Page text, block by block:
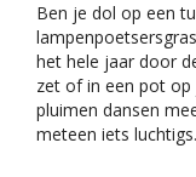
Ben je dol op een
het hele jaar door
zet of in een pot op
pluimen dansen
meteen iets luchtigs.